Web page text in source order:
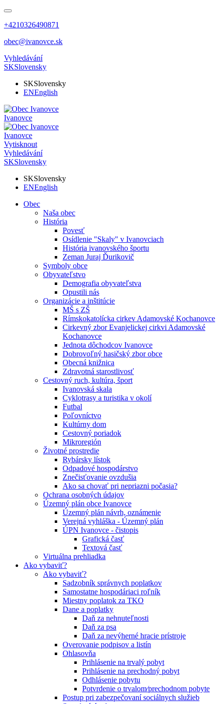
+4210326490871
obec@ivanovce.sk
Vyhledávání
SKSlovensky
SKSlovensky
ENEnglish
Ivanovce
Ivanovce
Vytisknout
Vyhledávání
SKSlovensky
SKSlovensky
ENEnglish
Obec
Naša obec
História
Povesť
Osídlenie "Skaly" v Ivanovciach
História ivanovského športu
Zeman Juraj Ďurikovič
Symboly obce
Obyvateľstvo
Demografia obyvateľstva
Opustili nás
Organizácie a inštitúcie
MŠ s ZŠ
Rímskokatolícka cirkev Adamovské Kochanovce
Cirkevný zbor Evanjelickej cirkvi Adamovské
Kochanovce
Jednota dôchodcov Ivanovce
Dobrovoľný hasičský zbor obce
Obecná knižnica
Zdravotná starostlivosť
Cestovný ruch, kultúra, šport
Ivanovská skala
Cyklotrasy a turistika v okolí
Futbal
Poľovníctvo
Kultúrny dom
Cestovný poriadok
Mikroregión
Životné prostredie
Rybársky lístok
Odpadové hospodárstvo
Znečisťovanie ovzdušia
Ako sa chovať pri nepriazni počasia?
Ochrana osobných údajov
Územný plán obce Ivanovce
Územný plán návrh, oznámenie
Verejná vyhláška - Územný plán
ÚPN Ivanovce - čistopis
Grafická časť
Textová časť
Virtuálna prehliadka
Ako vybaviť?
Ako vybaviť?
Sadzobník správnych poplatkov
Samostatne hospodáriaci roľník
Miestny poplatok za TKO
Dane a poplatky
Daň za nehnuteľnosti
Daň za psa
Daň za nevýherné hracie prístroje
Overovanie podpisov a listín
Ohlasovňa
Prihlásenie na trvalý pobyt
Prihlásenie na prechodný pobyt
Odhlásenie pobytu
Potvrdenie o trvalom⁄prechodnom pobyte
Postup pri zabezpečovaní sociálnych služieb